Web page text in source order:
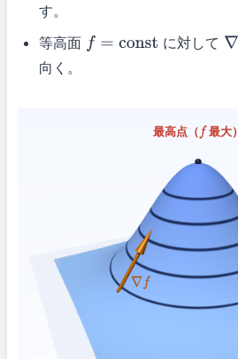
す。
等高面 f= const に対して ∇f
向く。
最高点（f 最大）
∇f